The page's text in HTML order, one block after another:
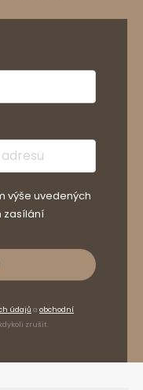
výše uvedených
zasílání
údajů a obchodní
zrušit.